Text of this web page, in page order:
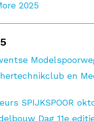
2025
en
SPIJKSPOOR
Dag 11e